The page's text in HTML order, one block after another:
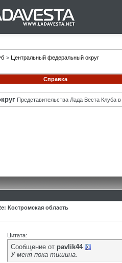
> Центральный федеральный округ
Справка
Представительства Лада Веста Клуба
Костромская область
Цитата:
Сообщение от pavlik44
У меня пока тишина.